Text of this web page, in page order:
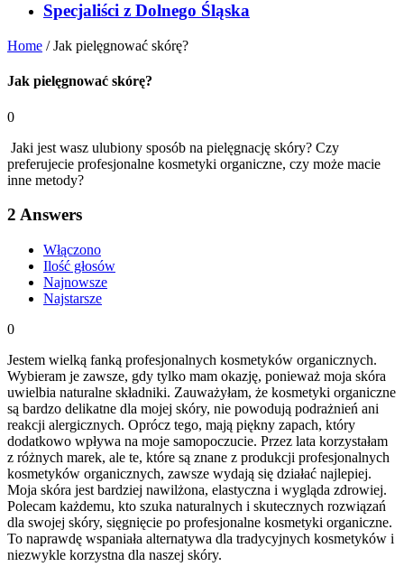
Specjaliści z Dolnego Śląska
Home /Jak pielęgnować skórę?
Jak pielęgnować skórę?
0
Jaki jest wasz ulubiony sposób na pielęgnację skóry? Czy
preferujecie profesjonalne kosmetyki organiczne, czy może macie
inne metody?
2 Answers
Włączono
Ilość głosów
Najnowsze
Najstarsze
0
Jestem wielką fanką profesjonalnych kosmetyków organicznych.
Wybieram je zawsze, gdy tylko mam okazję, ponieważ moja skóra
uwielbia naturalne składniki. Zauważyłam, że kosmetyki organiczne
są bardzo delikatne dla mojej skóry, nie powodują podrażnień ani
reakcji alergicznych. Oprócz tego, mają piękny zapach, który
dodatkowo wpływa na moje samopoczucie. Przez lata korzystałam
z różnych marek, ale te, które są znane z produkcji profesjonalnych
kosmetyków organicznych, zawsze wydają się działać najlepiej.
Moja skóra jest bardziej nawilżona, elastyczna i wygląda zdrowiej.
Polecam każdemu, kto szuka naturalnych i skutecznych rozwiązań
dla swojej skóry, sięgnięcie po profesjonalne kosmetyki organiczne.
To naprawdę wspaniała alternatywa dla tradycyjnych kosmetyków i
niezwykle korzystna dla naszej skóry.